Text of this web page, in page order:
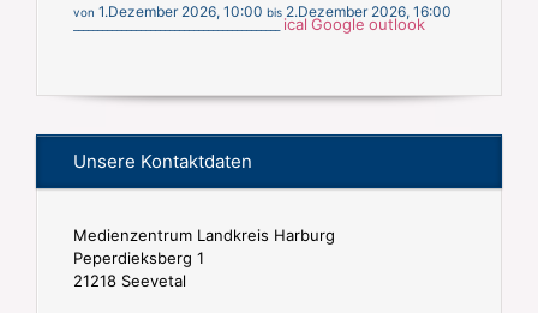
von 1.Dezember 2026, 10:00 bis 2.Dezember 2026, 16:00
ical Google outlook
Unsere Kontaktdaten
Medienzentrum Landkreis Harburg
Peperdieksberg 1
21218 Seevetal